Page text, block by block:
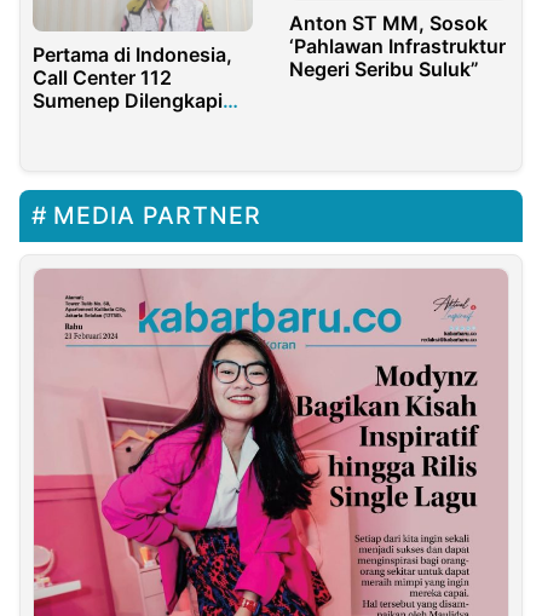
Pertama di Indonesia,
Call Center 112
Sumenep Dilengkapi
Anton ST MM, Sosok
‘Pahlawan Infrastruktur
Negeri Seribu Suluk”
MEDIA PARTNER